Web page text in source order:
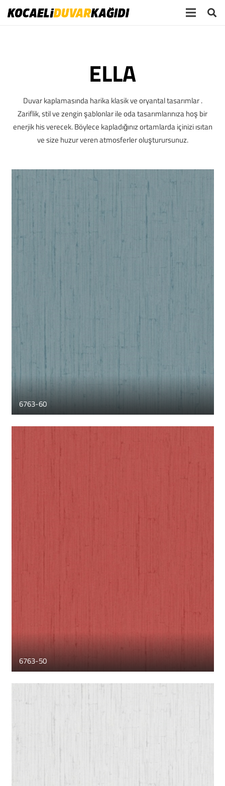
ELLA
Duvar kaplamasında harika klasik ve oryantal tasarımlar .
Zariflik, stil ve zengin şablonlar ile oda tasarımlarınıza hoş bir
enerjik his verecek. Böylece kapladığınız ortamlarda içinizi ısıtan
ve size huzur veren atmosferler oluşturursunuz.
6763-60
6763-50